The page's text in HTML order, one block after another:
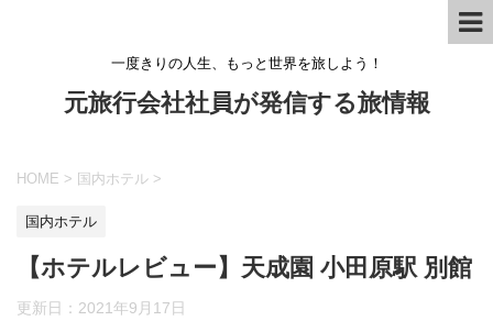
一度きりの人生、もっと世界を旅しよう！
元旅行会社社員が発信する旅情報
HOME > 国内ホテル >
国内ホテル
【ホテルレビュー】天成園 小田原駅 別館
更新日： 2021年9月17日